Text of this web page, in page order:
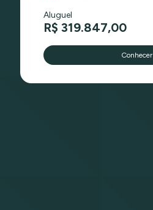
Aluguel
R$ 319.847,00
Conhecer